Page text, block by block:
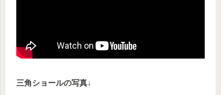
三角ショールの写真↓